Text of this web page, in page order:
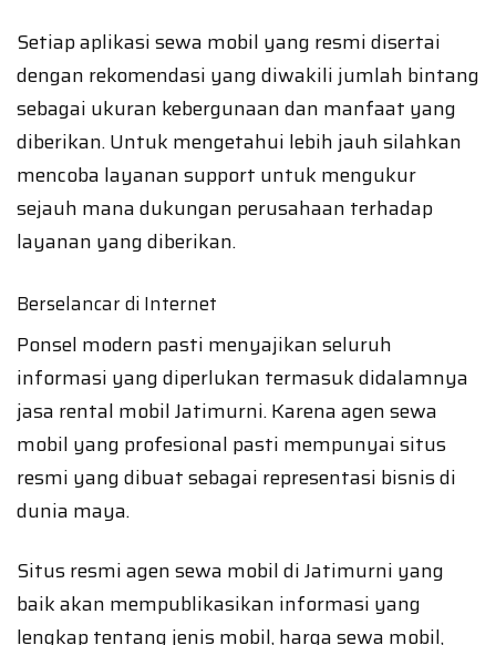
Setiap aplikasi sewa mobil yang resmi disertai
dengan rekomendasi yang diwakili jumlah bintang
sebagai ukuran kebergunaan dan manfaat yang
diberikan. Untuk mengetahui lebih jauh silahkan
mencoba layanan support untuk mengukur
sejauh mana dukungan perusahaan terhadap
layanan yang diberikan.
Berselancar di Internet
Ponsel modern pasti menyajikan seluruh
informasi yang diperlukan termasuk didalamnya
jasa rental mobil Jatimurni. Karena agen sewa
mobil yang profesional pasti mempunyai situs
resmi yang dibuat sebagai representasi bisnis di
dunia maya.
Situs resmi agen sewa mobil di Jatimurni yang
baik akan mempublikasikan informasi yang
lengkap tentang jenis mobil, harga sewa mobil,